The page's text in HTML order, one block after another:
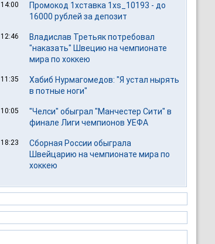
14:00
Промокод 1хставка 1xs_10193 - до
16000 рублей за депозит
12:46
Владислав Третьяк потребовал
"наказать" Швецию на чемпионате
мира по хоккею
11:35
Хабиб Нурмагомедов: "Я устал нырять
в потные ноги"
10:05
"Челси" обыграл "Манчестер Сити" в
финале Лиги чемпионов УЕФА
18:23
Сборная России обыграла
Швейцарию на чемпионате мира по
хоккею